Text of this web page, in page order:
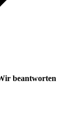
beantworten